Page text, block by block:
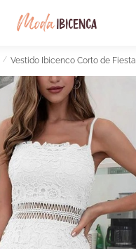
/ Vestido Ibicenco Corto de Fiesta